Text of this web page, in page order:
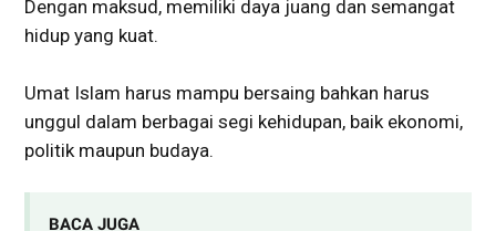
Dengan maksud, memiliki daya juang dan semangat
hidup yang kuat.
Umat Islam harus mampu bersaing bahkan harus
unggul dalam berbagai segi kehidupan, baik ekonomi,
politik maupun budaya.
BACA JUGA